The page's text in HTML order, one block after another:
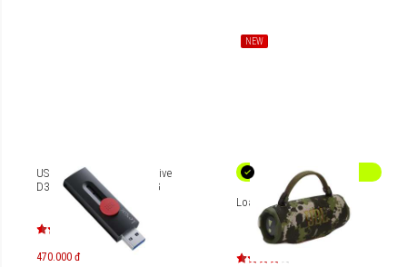
USB-C OTG Lexar JumpDrive
D300 128GB LJDD300128G
470.000 đ
NEW
Loa di động JBL Charge 6